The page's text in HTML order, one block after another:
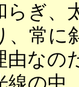
らぎ、
、常に
由なの